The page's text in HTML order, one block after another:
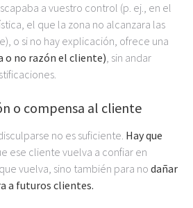
a vuestro control (p. ej., en el
el que la zona no alcanzara las
o si no hay explicación, ofrece una
o no razón el cliente), sin andar
o compensa al cliente
no es suficiente. Hay que
ese cliente vuelva a confiar en
vuelva, sino también para no dañar
a futuros clientes.